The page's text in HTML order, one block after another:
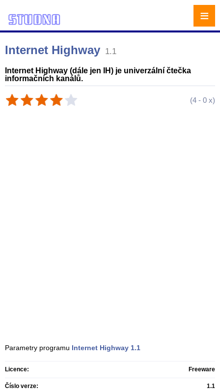
Internet Highway 1.1
Internet Highway (dále jen IH) je univerzální čtečka
informačních kanálů.
(4 - 0 x)
Parametry programu Internet Highway 1.1
Licence: Freeware
Číslo verze: 1.1
≡